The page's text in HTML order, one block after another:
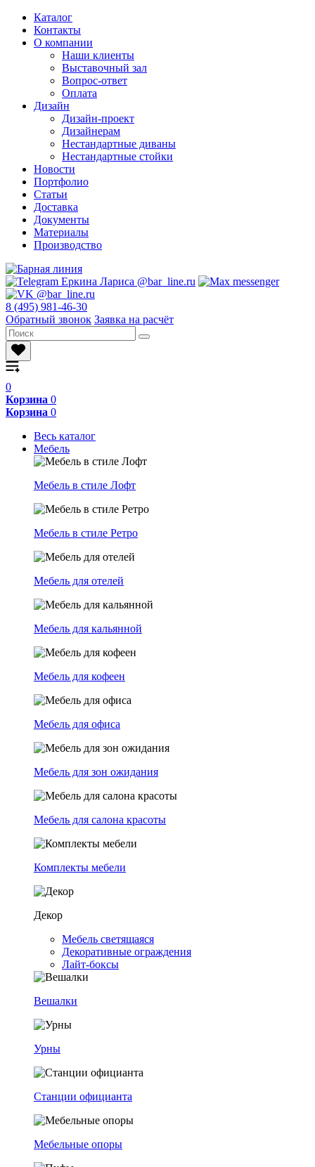
Каталог
Контакты
О компании
Наши клиенты
Выставочный зал
Вопрос-ответ
Оплата
Дизайн
Дизайн-проект
Дизайнерам
Нестандартные диваны
Нестандартные стойки
Новости
Портфолио
Статьи
Доставка
Документы
Материалы
Производство
8 (495) 981-46-30
Обратный звонок Заявка на расчёт
0
Корзина 0
Корзина 0
Весь каталог
Мебель
Мебель в стиле Лофт
Мебель в стиле Ретро
Мебель для отелей
Мебель для кальянной
Мебель для кофеен
Мебель для офиса
Мебель для зон ожидания
Мебель для салона красоты
Комплекты мебели
Декор
Мебель светящаяся
Декоративные ограждения
Лайт-боксы
Вешалки
Урны
Станции официанта
Мебельные опоры